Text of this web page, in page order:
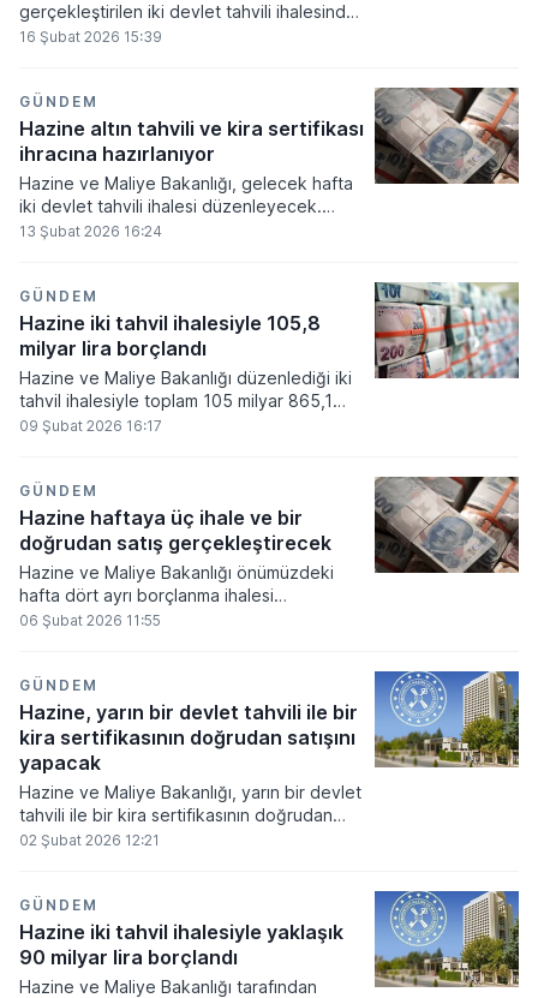
gerçekleştirilen iki devlet tahvili ihalesinde
toplamda 79 milyar 999,5 milyon lira
16 Şubat 2026 15:39
GÜNDEM
Hazine altın tahvili ve kira sertifikası
ihracına hazırlanıyor
Hazine ve Maliye Bakanlığı, gelecek hafta
iki devlet tahvili ihalesi düzenleyecek.
Bakanlık ayrıca bir altın tahvili ile bir altına
13 Şubat 2026 16:24
GÜNDEM
Hazine iki tahvil ihalesiyle 105,8
milyar lira borçlandı
Hazine ve Maliye Bakanlığı düzenlediği iki
tahvil ihalesiyle toplam 105 milyar 865,1
milyon lira borçlanma gerçekleştirdi.
09 Şubat 2026 16:17
GÜNDEM
Hazine haftaya üç ihale ve bir
doğrudan satış gerçekleştirecek
Hazine ve Maliye Bakanlığı önümüzdeki
hafta dört ayrı borçlanma ihalesi
gerçekleştirecek.
06 Şubat 2026 11:55
GÜNDEM
Hazine, yarın bir devlet tahvili ile bir
kira sertifikasının doğrudan satışını
yapacak
Hazine ve Maliye Bakanlığı, yarın bir devlet
tahvili ile bir kira sertifikasının doğrudan
satışını gerçekleştirecek.
02 Şubat 2026 12:21
GÜNDEM
Hazine iki tahvil ihalesiyle yaklaşık
90 milyar lira borçlandı
Hazine ve Maliye Bakanlığı tarafından